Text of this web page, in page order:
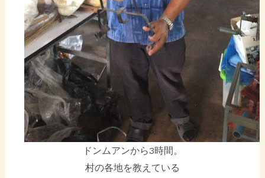
ドンムアンから3時間。
村の各地を教えている